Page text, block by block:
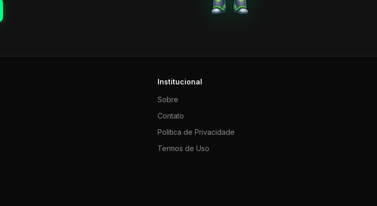
Institucional
Sobre
Contato
Política de Privacidade
Termos de Uso